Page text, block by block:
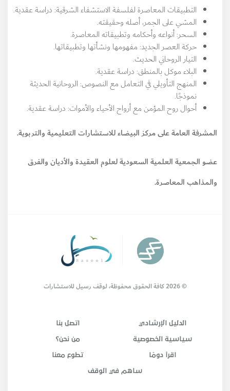
التطبيقات المعاصرة لفلسفة الاستشفاء الشرقية: دراسة عقدية.
المشي على الجمر، أصله وحقيقته.
السحر: أنواعه وأحكامه وتطبيقاته المعاصرة.
حركة العصر الجديد: مفهومها ونشأتها وتطبيقاتها.
التيار الروحاني الحديث.
البلاء موكل بالمنطق: دراسة عقدية.
المنهج التأويلي في التعامل مع النصوص: الروحانية الحديثة
نموذجًا.
أحوال روح المؤمن مع أرواح الأحياء والأموات: دراسة عقدية.
المشرفة العامة على مركز البيضاء للاستشارات التعليمية والتربوية.
عضو الجمعية العلمية السعودية لعلوم العقيدة والأديان والفرق
والمذاهب المعاصرة.
© 2026 كافة الحقوق محفوظة، لوقف رسيل للاستشارات
الدليل الإرشادي اتصل بنا
سياسية الخصوصية من نحن؟
اقرأ دومًا تطوع معنا
ساهم في الوقف